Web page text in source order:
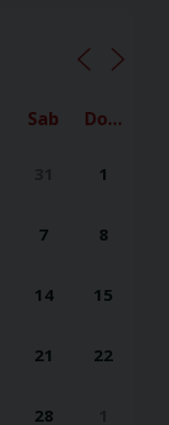
Sab Dom
1
7 8
14 15
21 22
28